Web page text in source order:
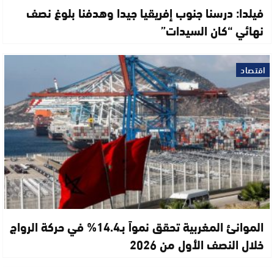
فيلدا: درسنا جنوب إفريقيا جيدا وهدفنا بلوغ نصف
نهائي “كان السيدات”
اقتصاد
الموانئ المغربية تحقق نمواً بـ14.4% في حركة الرواج
خلال النصف الأول من 2026